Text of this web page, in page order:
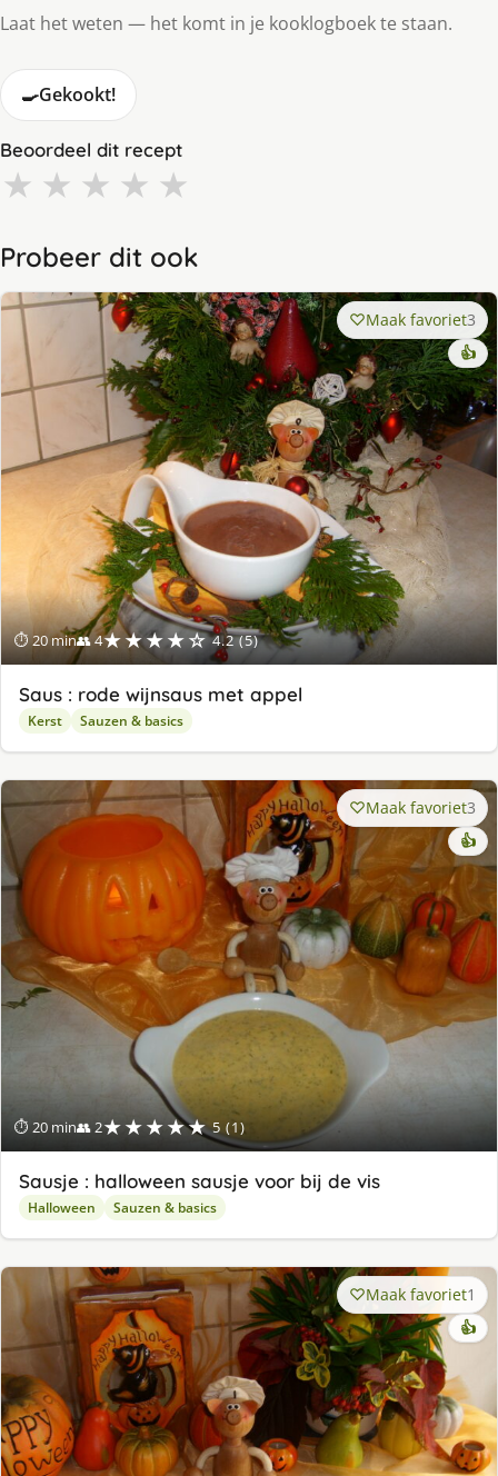
Laat het weten — het komt in je kooklogboek te staan.
🍳Gekookt!
Beoordeel dit recept
★ ★ ★ ★ ★
Probeer dit ook
⏱ 20 min👥 4★★★★☆ 4.2 (5)
Maak favoriet3
👍
Saus : rode wijnsaus met appel
Kerst Sauzen & basics
⏱ 20 min👥 2★★★★★ 5 (1)
Maak favoriet3
👍
Sausje : halloween sausje voor bij de vis
Halloween Sauzen & basics
Maak favoriet1
👍